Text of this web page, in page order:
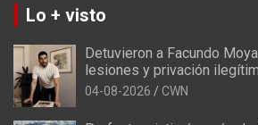
Lo + visto
Detuvieron a Facundo
lesiones y privación
04-08-2026 CWN